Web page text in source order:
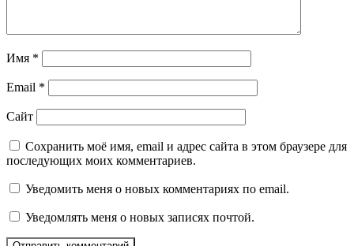
Имя *
Email *
Сайт
Сохранить моё имя, email и адрес сайта в этом браузере для
последующих моих комментариев.
Уведомить меня о новых комментариях по email.
Уведомлять меня о новых записях почтой.